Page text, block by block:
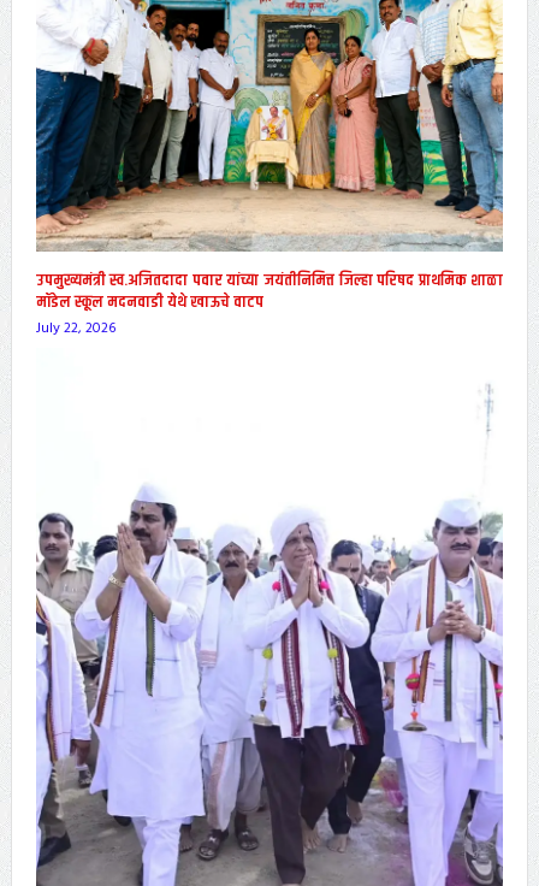
उपमुख्यमंत्री स्व.अजितदादा पवार यांच्या जयंतीनिमित्त जिल्हा परिषद प्राथमिक शाळा
मॉडेल स्कूल मदनवाडी येथे खाऊचे वाटप
July 22, 2026